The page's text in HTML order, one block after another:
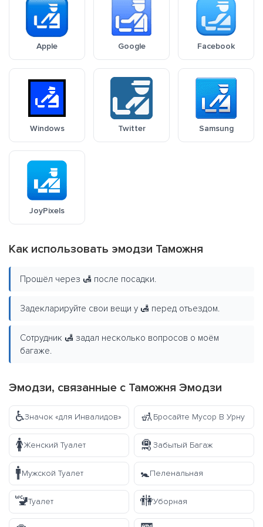
Apple Google Facebook
Windows Twitter Samsung
JoyPixels
Как использовать эмодзи Таможня
Прошёл через 🛃 после посадки.
Задекларируйте свои вещи у 🛃 перед отъездом.
Сотрудник 🛃 задал несколько вопросов о моём
багаже.
Эмодзи, связанные с Таможня Эмодзи
♿Значок «для Инвалидов» 🚮Бросайте Мусор В Урну
🚺Женский Туалет 🛅 Забытый Багаж
🚹Мужской Туалет 🚼Пеленальная
🚾Туалет 🚻Уборная